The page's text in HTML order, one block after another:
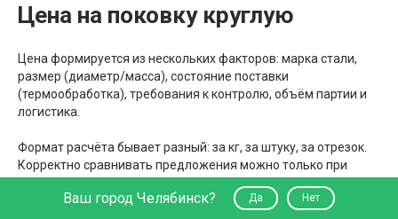
Цена на поковку круглую
Цена формируется из нескольких факторов: марка стали,
размер (диаметр/масса), состояние поставки
(термообработка), требования к контролю, объём партии и
логистика.
Формат расчёта бывает разный: за кг, за штуку, за отрезок.
Корректно сравнивать предложения можно только при
одинаковой марке, одинаковом диаметре и одинаковых
требованиях к поставке (термообработка, контроль).
Ваш город Челябинск? Да Нет